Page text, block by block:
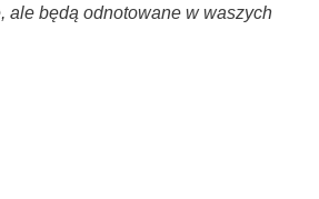
ale będą odno­to­wa­ne w waszych